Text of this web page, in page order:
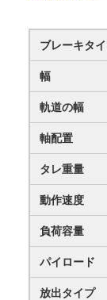
ブレーキタ
幅
軌道の幅
軸配置
タレ重量
動作速度
負荷容量
パイロード
放出タイプ